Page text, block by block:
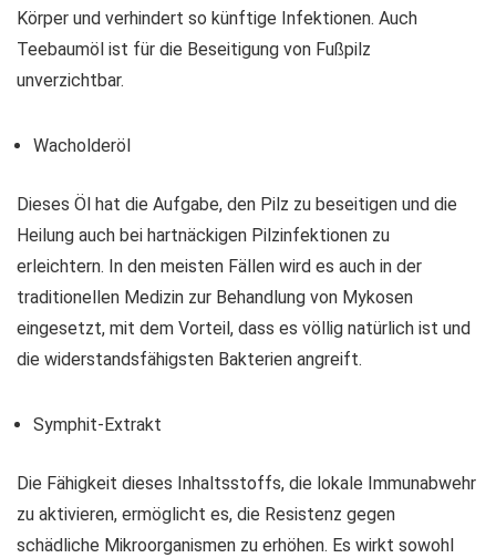
Körper und verhindert so künftige Infektionen. Auch
Teebaumöl ist für die Beseitigung von Fußpilz
unverzichtbar.
Wacholderöl
Dieses Öl hat die Aufgabe, den Pilz zu beseitigen und die
Heilung auch bei hartnäckigen Pilzinfektionen zu
erleichtern. In den meisten Fällen wird es auch in der
traditionellen Medizin zur Behandlung von Mykosen
eingesetzt, mit dem Vorteil, dass es völlig natürlich ist und
die widerstandsfähigsten Bakterien angreift.
Symphit-Extrakt
Die Fähigkeit dieses Inhaltsstoffs, die lokale Immunabwehr
zu aktivieren, ermöglicht es, die Resistenz gegen
schädliche Mikroorganismen zu erhöhen. Es wirkt sowohl